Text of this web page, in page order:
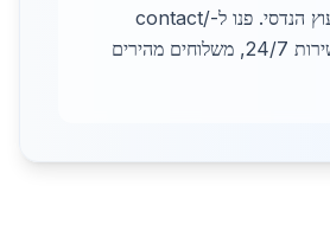
ואיכותי. כולל ייעוץ הנדסי. פנו ל-/contact
לקבלת הצעה. שירות 24/7, משלוחים מהירים